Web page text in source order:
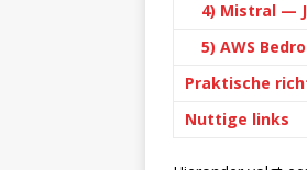
4) Mistral —
5) AWS
Praktische
Nuttige links